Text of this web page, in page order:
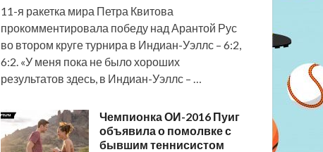
11-я ракетка мира Петра Квитова
прокомментировала победу над Арантой Рус
во втором круге турнира в Индиан-Уэллс – 6:2,
6:2. «У меня пока не было хороших
результатов здесь, в Индиан-Уэллс – …
Чемпионка ОИ-2016 Пуиг
объявила о помолвке с
бывшим теннисистом